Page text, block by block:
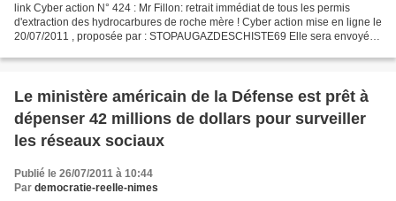
link Cyber action N° 424 : Mr Fillon: retrait immédiat de tous les permis
d'extraction des hydrocarbures de roche mère ! Cyber action mise en ligne le
20/07/2011 , proposée par : STOPAUGAZDESCHISTE69 Elle sera envoyée
Le ministère américain de la Défense est prêt à
dépenser 42 millions de dollars pour surveiller
les réseaux sociaux
Publié le 26/07/2011 à 10:44
Par democratie-reelle-nimes